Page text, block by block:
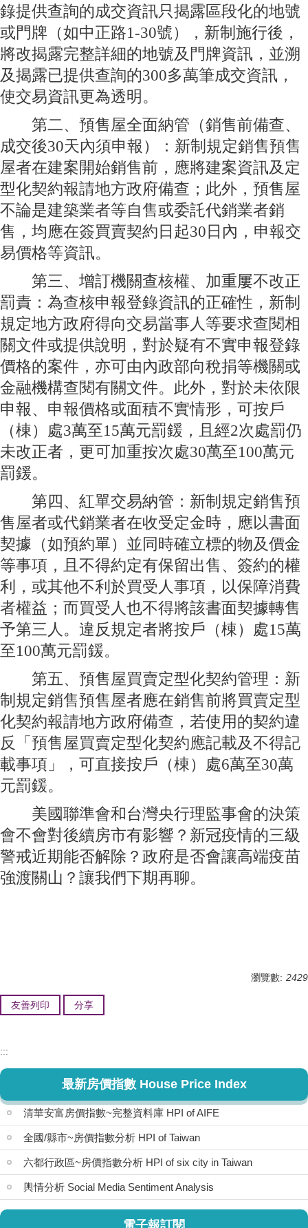
錄提供查詢的成交資訊只揭露區段化的地號
或門牌（如中正路1-30號），新制施行後，
將改揭露完整詳細的地號及門牌資訊，並溯
及揭露已提供查詢的300多萬筆成交資訊，
使交易資訊更為透明。
第二、預售屋全面納管（銷售前備查、
成交後30天內須申報）：新制規定銷售預售
屋者在建案開始銷售前，應將建案資訊及定
型化契約報請地方政府備查；此外，預售屋
不論是建築業者等自售或委託代銷業者銷
售，均應在簽買賣契約日起30日內，申報交
易價格等資訊。
第三、增訂機關查核權、加重屢不改正
罰責：為查核申報登錄資訊的正確性，新制
規定地方政府得向交易當事人等要求查閱相
關文件或提供說明，對於疑有不實申報登錄
價格的案件，亦可由內政部向稅捐等機關或
金融機構查閱有關文件。此外，對於未依限
申報、申報價格或面積不實情形，可按戶
（棟）處3萬至15萬元罰鍰，且經2次處罰仍
未改正者，更可加重按次處30萬至100萬元
罰鍰。
第四、紅單交易納管：新制規定銷售預
售屋者或代銷業者在收受定金時，應以書面
契據（如預約單）並同時確立標的物及價金
等事項，且不得約定有保留出售、簽約的權
利，或其他不利於買受人事項，以保障消費
者權益；而買受人也不得將該書面契據轉售
予第三人。違反規定者將按戶（棟）處15萬
至100萬元罰鍰。
第五、預售屋買賣定型化契約管理：新
制規定銷售預售屋者應在銷售前將買賣定型
化契約報請地方政府備查，若使用的契約違
反「預售屋買賣定型化契約應記載及不得記
載事項」，可直接按戶（棟）處6萬至30萬
元罰鍰。
美國聯準會和台灣央行理監事會的決策
會不會對後續房市有影響？新冠疫情的三級
警戒近期能否解除？政府是否會讓高端疫苗
強渡關山？讓我們下期再聊。
瀏覽數: 2429
友善列印 分享
:::
最新房價指數 House Price Index
清華安富房價指數~完整資料庫 HPI of AIFE
全國/縣市~房價指數分析 HPI of Taiwan
六都行政區~房價指數分析 HPI of six city in Taiwan
輿情分析 Social Media Sentiment Analysis